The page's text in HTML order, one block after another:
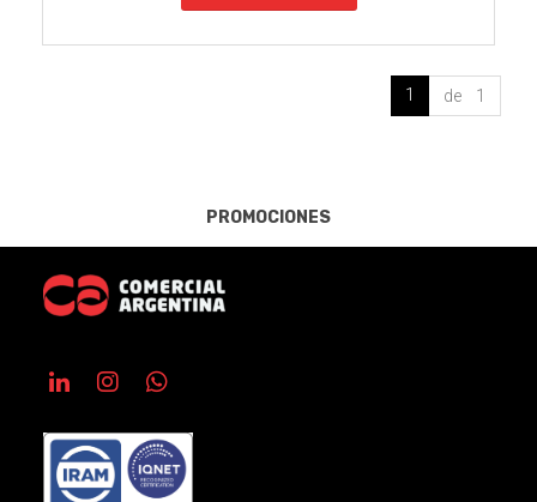
1 de 1
PROMOCIONES